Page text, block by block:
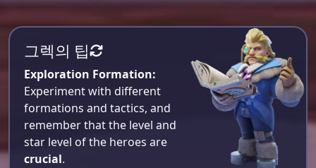
그렉의 팁
Exploration Formation:
Experiment with different
formations and tactics, and
remember that the level and
star level of the heroes are
crucial.